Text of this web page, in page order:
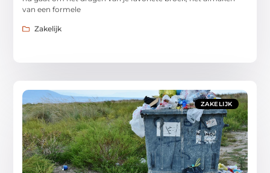
van een formele
Zakelijk
ZAKELIJK